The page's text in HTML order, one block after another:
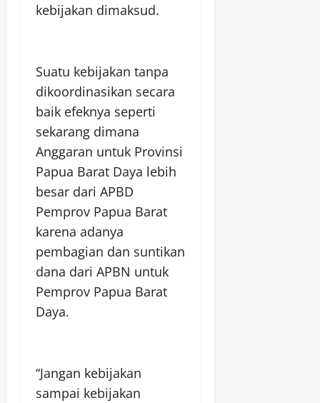
kebijakan dimaksud.
Suatu kebijakan tanpa
dikoordinasikan secara
baik efeknya seperti
sekarang dimana
Anggaran untuk Provinsi
Papua Barat Daya lebih
besar dari APBD
Pemprov Papua Barat
karena adanya
pembagian dan suntikan
dana dari APBN untuk
Pemprov Papua Barat
Daya.
“Jangan kebijakan
sampai kebijakan